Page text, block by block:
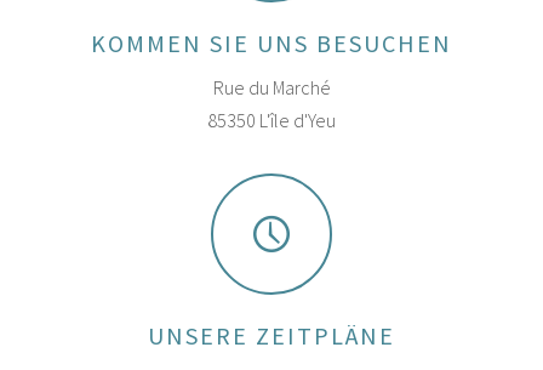
KOMMEN SIE UNS BESUCHEN
Rue du Marché
85350 L'île d'Yeu
UNSERE ZEITPLÄNE